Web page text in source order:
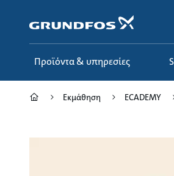
περιεχόμενο
Προϊόντα & υπηρεσίες
Εκμάθηση ECADEMY